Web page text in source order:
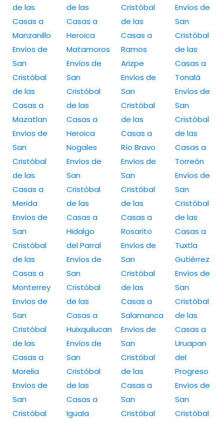
de las
Casas a
Manzanillo
Envíos de
San
Cristóbal
de las
Casas a
Mazatlan
Envíos de
San
Cristóbal
de las
Casas a
Merida
Envíos de
San
Cristóbal
de las
Casas a
Monterrey
Envíos de
San
Cristóbal
de las
Casas a
Morelia
Envíos de
San
Cristóbal
de las
Casas a
Heroica
Matamoros
Envíos de
San
Cristóbal
de las
Casas a
Heroica
Nogales
Envíos de
San
Cristóbal
de las
Casas a
Hidalgo
del Parral
Envíos de
San
Cristóbal
de las
Casas a
Huixquilucan
Envíos de
San
Cristóbal
de las
Casas a
Iguala
Cristóbal
de las
Casas a
Ramos
Arizpe
Envíos de
San
Cristóbal
de las
Casas a
Río Bravo
Envíos de
San
Cristóbal
de las
Casas a
Rosarito
Envíos de
San
Cristóbal
de las
Casas a
Salamanca
Envíos de
San
Cristóbal
de las
Casas a
San
Cristóbal
Envíos de
San
Cristóbal
de las
Casas a
Tonalá
Envíos de
San
Cristóbal
de las
Casas a
Torreón
Envíos de
San
Cristóbal
de las
Casas a
Tuxtla
Gutiérrez
Envíos de
San
Cristóbal
de las
Casas a
Uruapan
del
Progreso
Envíos de
San
Cristóbal